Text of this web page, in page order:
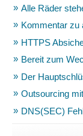
Alle Räder
Kommentar zu
HTTPS
Bereit zum
Der
Outsourcing
DNS(SEC)